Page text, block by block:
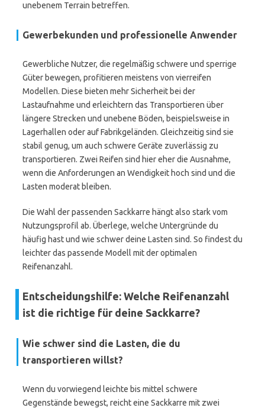
unebenem Terrain betreffen.
Gewerbekunden und professionelle Anwender
Gewerbliche Nutzer, die regelmäßig schwere und sperrige
Güter bewegen, profitieren meistens von vierreifen
Modellen. Diese bieten mehr Sicherheit bei der
Lastaufnahme und erleichtern das Transportieren über
längere Strecken und unebene Böden, beispielsweise in
Lagerhallen oder auf Fabrikgeländen. Gleichzeitig sind sie
stabil genug, um auch schwere Geräte zuverlässig zu
transportieren. Zwei Reifen sind hier eher die Ausnahme,
wenn die Anforderungen an Wendigkeit hoch sind und die
Lasten moderat bleiben.
Die Wahl der passenden Sackkarre hängt also stark vom
Nutzungsprofil ab. Überlege, welche Untergründe du
häufig hast und wie schwer deine Lasten sind. So findest du
leichter das passende Modell mit der optimalen
Reifenanzahl.
Entscheidungshilfe: Welche Reifenanzahl
ist die richtige für deine Sackkarre?
Wie schwer sind die Lasten, die du
transportieren willst?
Wenn du vorwiegend leichte bis mittel schwere
Gegenstände bewegst, reicht eine Sackkarre mit zwei